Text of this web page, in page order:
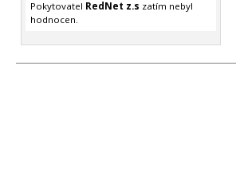
Pokytovatel RedNet z.s zatím nebyl
hodnocen.